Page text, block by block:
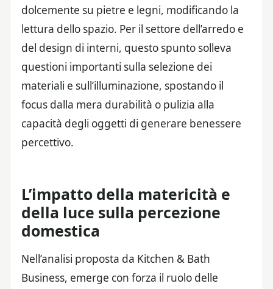
dolcemente su pietre e legni, modificando la
lettura dello spazio. Per il settore dell’arredo e
del design di interni, questo spunto solleva
questioni importanti sulla selezione dei
materiali e sull’illuminazione, spostando il
focus dalla mera durabilità o pulizia alla
capacità degli oggetti di generare benessere
percettivo.
L’impatto della matericità e
della luce sulla percezione
domestica
Nell’analisi proposta da Kitchen & Bath
Business, emerge con forza il ruolo delle